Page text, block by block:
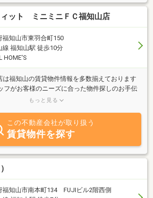
ット ミニミニＦＣ福知山店
福知山市東羽合町150
線 福知山駅 徒歩10分
HOME'S
は福知山の賃貸物件情報を多数揃えております
がお客様のニーズに合った物件探しのお手伝
ますので、まずはお気軽にお問い合わせくださ
もっと見る
この不動産会社が取り扱う
賃貸物件を探す
福知山市南本町134 FUJIビル2階西側